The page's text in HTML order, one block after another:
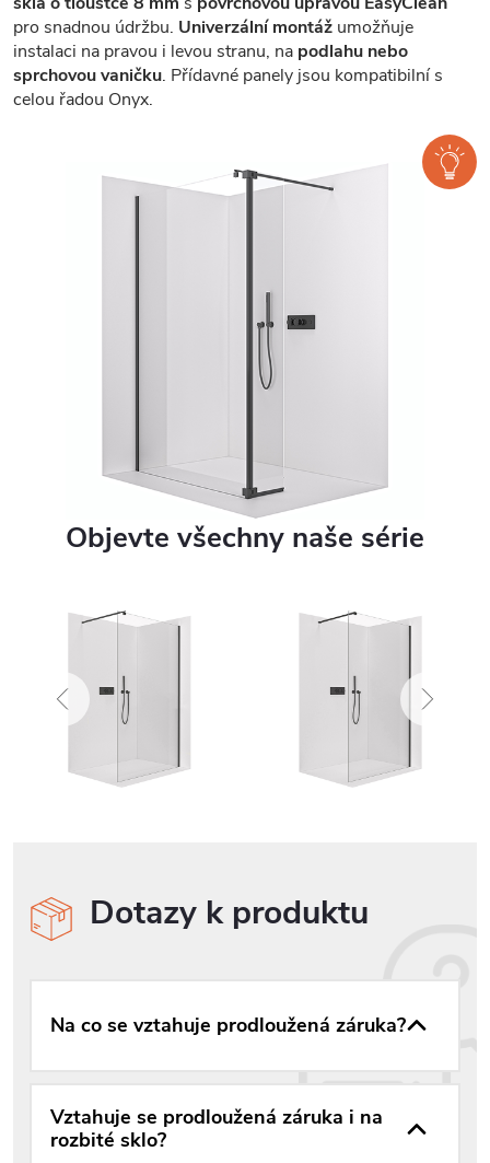
pro snadnou údržbu. Univerzální montáž umožňuje
instalaci na pravou i levou stranu, na podlahu nebo
sprchovou vaničku. Přídavné panely jsou kompatibilní s
celou řadou Onyx.
Objevte všechny naše série
Dotazy k produktu
Na co se vztahuje prodloužená záruka?
Vztahuje se prodloužená záruka i na
rozbité sklo?